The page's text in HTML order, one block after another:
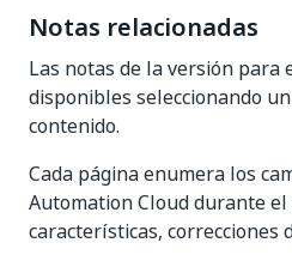
Notas relacionadas
Las notas de la versión para
disponibles seleccionando
contenido.
Cada página enumera los
Automation Cloud durante el
características, correcciones